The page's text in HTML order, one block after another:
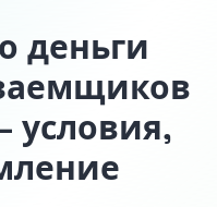
деньги
условия,